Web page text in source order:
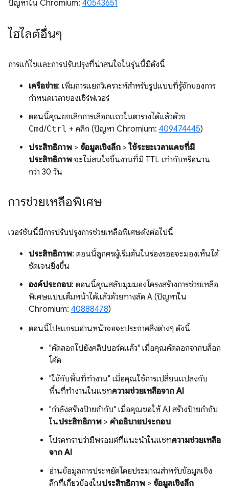
ปัญหาใน Chromium: 40543651
ไฮไลต์อื่นๆ
การแก้ไขและการปรับปรุงที่น่าสนใจในรุ่นนี้มีดังนี้
เครือข่าย: เพิ่มการแยกวิเคราะห์สำหรับรูปแบบที่รู้จักของการ
กำหนดเวลาของเซิร์ฟเวอร์
ตอนนี้คุณยกเลิกการเลือกแถวในตารางได้แล้วด้วย
Cmd/Ctrl + คลิก (ปัญหา Chromium: 409474445)
ประสิทธิภาพ > ข้อมูลเชิงลึก >ใช้ระยะเวลาแคชที่มี
ประสิทธิภาพ จะไม่สนใจชิ้นงานที่มี TTL เท่ากับหรือนาน
กว่า 30 วัน
การช่วยเหลือพิเศษ
เวอร์ชันนี้มีการปรับปรุงการช่วยเหลือพิเศษดังต่อไปนี้
ประสิทธิภาพ: ตอนนี้ลูกศรผู้เริ่มต้นในร่องรอยจะมองเห็นได้
ชัดเจนยิ่งขึ้น
องค์ประกอบ: ตอนนี้คุณสลับมุมมองโครงสร้างการช่วยเหลือ
พิเศษแบบเต็มหน้าได้แล้วด้วยทางลัด A (ปัญหาใน
Chromium: 40888478)
ตอนนี้โปรแกรมอ่านหน้าจอจะประกาศสิ่งต่างๆ ดังนี้
"คัดลอกไปยังคลิปบอร์ดแล้ว" เมื่อคุณคัดลอกจากบล็อก
โค้ด
"ใช้กับพื้นที่ทำงาน" เมื่อคุณใช้การเปลี่ยนแปลงกับ
พื้นที่ทำงานในแชทความช่วยเหลือจาก AI
"กำลังสร้างป้ายกำกับ" เมื่อคุณขอให้ AI สร้างป้ายกำกับ
ในประสิทธิภาพ > คำอธิบายประกอบ
โปรดทราบว่ามีพรอมต์ที่แนะนำในแชทความช่วยเหลือ
จาก AI
อ่านข้อมูลการประหยัดโดยประมาณสำหรับข้อมูลเชิง
ลึกที่เกี่ยวข้องในประสิทธิภาพ > ข้อมูลเชิงลึก